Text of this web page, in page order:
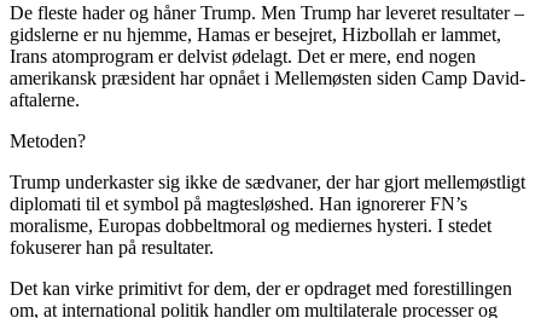
De fleste hader og håner Trump. Men Trump har leveret resultater –
gidslerne er nu hjemme, Hamas er besejret, Hizbollah er lammet,
Irans atomprogram er delvist ødelagt. Det er mere, end nogen
amerikansk præsident har opnået i Mellemøsten siden Camp David-
aftalerne.
Metoden?
Trump underkaster sig ikke de sædvaner, der har gjort mellemøstligt
diplomati til et symbol på magtesløshed. Han ignorerer FN’s
moralisme, Europas dobbeltmoral og mediernes hysteri. I stedet
fokuserer han på resultater.
Det kan virke primitivt for dem, der er opdraget med forestillingen
om, at international politik handler om multilaterale processer og